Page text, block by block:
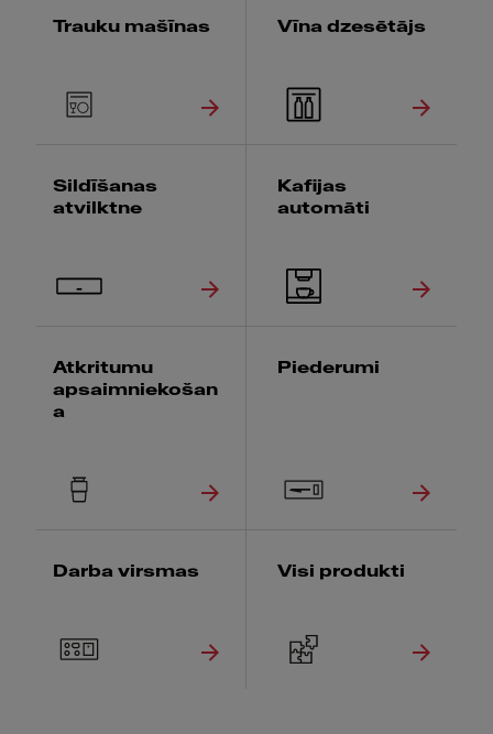
Trauku mašīnas Vīna dzesētājs
Sildīšanas
atvilktne
Kafijas
automāti
Atkritumu
apsaimniekošan
a
Piederumi
Darba virsmas Visi produkti